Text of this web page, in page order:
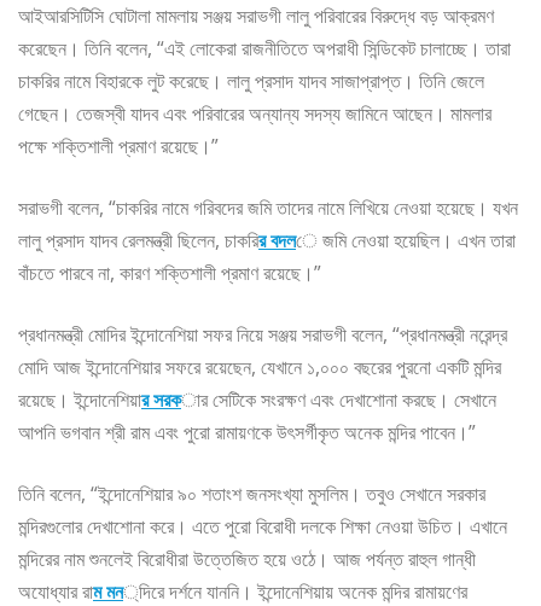
আইআরসিটিসি ঘোটালা মামলায় সঞ্জয় সরাভগী লালু পরিবারের বিরুদ্ধে বড় আক্রমণ
করেছেন। তিনি বলেন, “এই লোকেরা রাজনীতিতে অপরাধী সিন্ডিকেট চালাচ্ছে। তারা
চাকরির নামে বিহারকে লুট করেছে। লালু প্রসাদ যাদব সাজাপ্রাপ্ত। তিনি জেলে
গেছেন। তেজস্বী যাদব এবং পরিবারের অন্যান্য সদস্য জামিনে আছেন। মামলার
পক্ষে শক্তিশালী প্রমাণ রয়েছে।”
সরাভগী বলেন, “চাকরির নামে গরিবদের জমি তাদের নামে লিখিয়ে নেওয়া হয়েছে। যখন
লালু প্রসাদ যাদব রেলমন্ত্রী ছিলেন, চাকরির বদলে জমি নেওয়া হয়েছিল। এখন তারা
বাঁচতে পারবে না, কারণ শক্তিশালী প্রমাণ রয়েছে।”
প্রধানমন্ত্রী মোদির ইন্দোনেশিয়া সফর নিয়ে সঞ্জয় সরাভগী বলেন, “প্রধানমন্ত্রী নরেন্দ্র
মোদি আজ ইন্দোনেশিয়ার সফরে রয়েছেন, যেখানে ১,০০০ বছরের পুরনো একটি মন্দির
রয়েছে। ইন্দোনেশিয়ার সরকার সেটিকে সংরক্ষণ এবং দেখাশোনা করছে। সেখানে
আপনি ভগবান শ্রী রাম এবং পুরো রামায়ণকে উৎসর্গীকৃত অনেক মন্দির পাবেন।”
তিনি বলেন, “ইন্দোনেশিয়ার ৯০ শতাংশ জনসংখ্যা মুসলিম। তবুও সেখানে সরকার
মন্দিরগুলোর দেখাশোনা করে। এতে পুরো বিরোধী দলকে শিক্ষা নেওয়া উচিত। এখানে
মন্দিরের নাম শুনলেই বিরোধীরা উত্তেজিত হয়ে ওঠে। আজ পর্যন্ত রাহুল গান্ধী
অযোধ্যার রাম মন্দিরে দর্শনে যাননি। ইন্দোনেশিয়ায় অনেক মন্দির রামায়ণের